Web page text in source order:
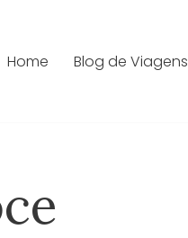
Home Blog de Viagens